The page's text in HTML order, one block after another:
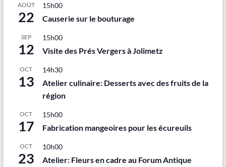
AOÛT
22
15h00
Causerie sur le bouturage
SEP
12
15h00
Visite des Prés Vergers à Jolimetz
OCT
13
14h30
Atelier culinaire: Desserts avec des fruits de la
région
OCT
17
15h00
Fabrication mangeoires pour les écureuils
OCT
23
10h00
Atelier: Fleurs en cadre au Forum Antique